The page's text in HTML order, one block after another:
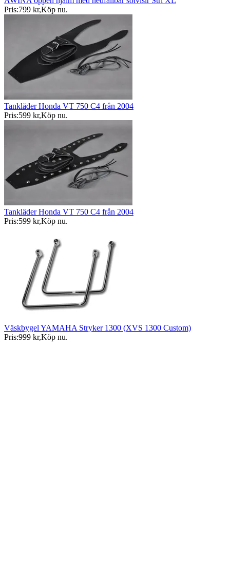
Pris:799 kr,Köp nu.
Tankläder Honda VT 750 C4 från 2004
Pris:599 kr,Köp nu.
Tankläder Honda VT 750 C4 från 2004
Pris:599 kr,Köp nu.
Väskbygel YAMAHA Stryker 1300 (XVS 1300 Custom)
Pris:999 kr,Köp nu.